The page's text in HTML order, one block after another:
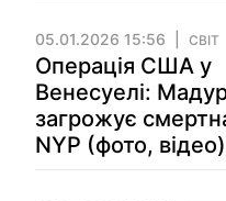
05.01.2026 15:56 СВІТ
Операція США у
Венесуелі:
загрожує
NYP (фото, відео)